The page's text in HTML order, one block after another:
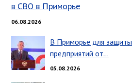
май 2026 г.
февраль 2026 г.
в СВО в Приморье
06.08.2026
В Приморье для защиты
предприятий от…
05.08.2026